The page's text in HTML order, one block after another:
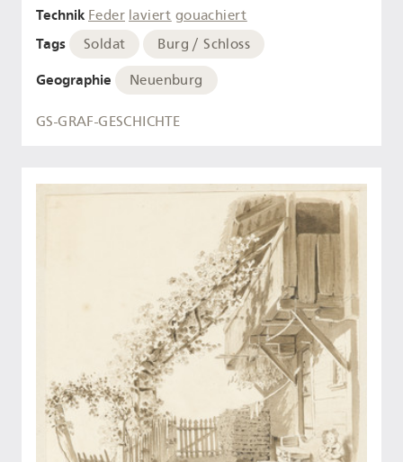
Technik Feder laviert gouachiert
Tags Soldat Burg / Schloss
Geographie Neuenburg
GS-GRAF-GESCHICHTE